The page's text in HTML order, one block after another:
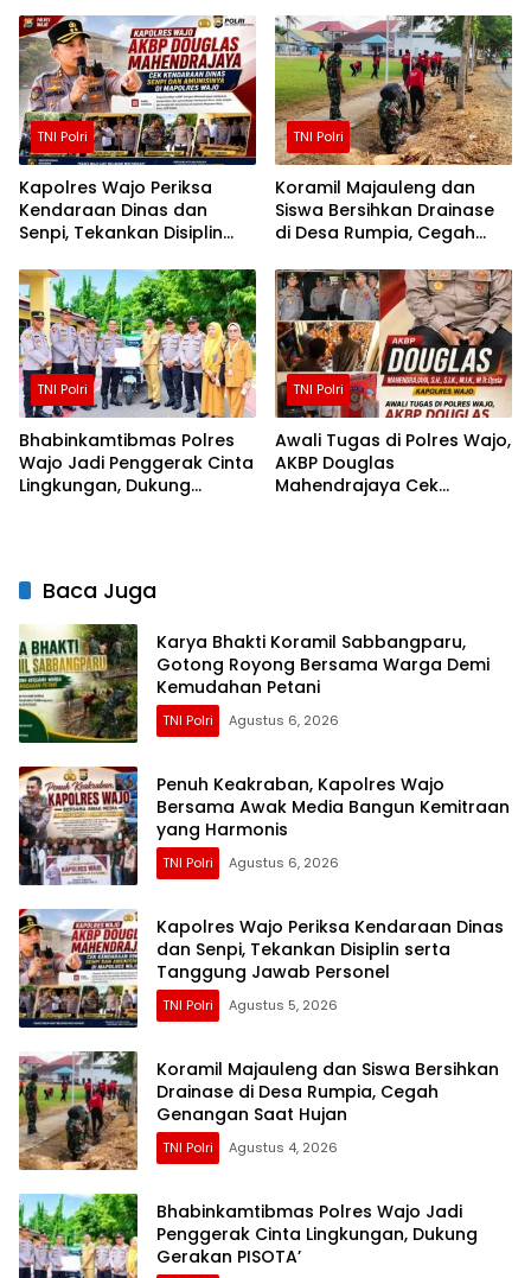
TNI Polri
Kapolres Wajo Periksa
Kendaraan Dinas dan
Senpi, Tekankan Disiplin
Personel
TNI Polri
Koramil Majauleng dan
Siswa Bersihkan Drainase
di Desa Rumpia, Cegah
TNI Polri
Bhabinkamtibmas Polres
Wajo Jadi Penggerak Cinta
Lingkungan, Dukung
TNI Polri
Awali Tugas di Polres Wajo,
AKBP Douglas
Mahendrajaya Cek
Baca Juga
Karya Bhakti Koramil Sabbangparu,
Gotong Royong Bersama Warga Demi
Kemudahan Petani
TNI Polri Agustus 6, 2026
Penuh Keakraban, Kapolres Wajo
Bersama Awak Media Bangun Kemitraan
yang Harmonis
TNI Polri Agustus 6, 2026
Kapolres Wajo Periksa Kendaraan Dinas
dan Senpi, Tekankan Disiplin serta
Tanggung Jawab Personel
TNI Polri Agustus 5, 2026
Koramil Majauleng dan Siswa Bersihkan
Drainase di Desa Rumpia, Cegah
Genangan Saat Hujan
TNI Polri Agustus 4, 2026
Bhabinkamtibmas Polres Wajo Jadi
Penggerak Cinta Lingkungan, Dukung
Gerakan PISOTA’